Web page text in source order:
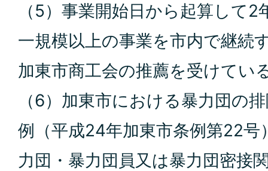
（5）事業開始日から起算して
一規模以上の事業を市内で継続
加東市商工会の推薦を受けてい
（6）加東市における暴力団の
例（平成24年加東市条例第22号
力団・暴力団員又は暴力団密接